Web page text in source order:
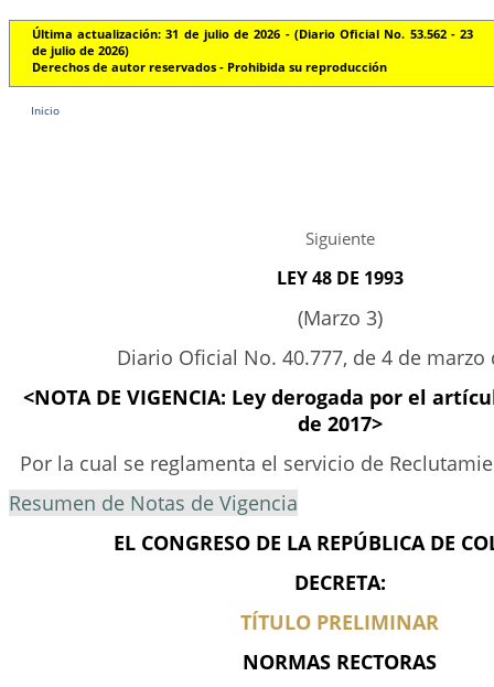
Última actualización: 31 de julio de 2026 - (Diario Oficial No. 53.562 - 23
de julio de 2026)
Derechos de autor reservados - Prohibida su reproducción
Inicio
Siguiente
LEY 48 DE 1993
(Marzo 3)
Diario Oficial No. 40.777, de 4 de marzo
<NOTA DE VIGENCIA: Ley derogada por el
de 2017>
Por la cual se reglamenta el servicio de
Resumen de Notas de Vigencia
EL CONGRESO DE LA REPÚBLICA DE
DECRETA:
TÍTULO PRELIMINAR
NORMAS RECTORAS